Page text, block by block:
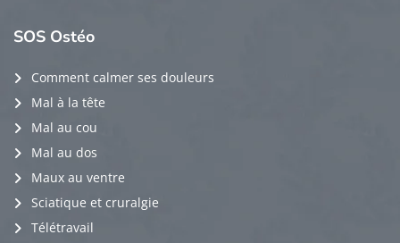
SOS Ostéo
Comment calmer ses douleurs
Mal à la tête
Mal au cou
Mal au dos
Maux au ventre
Sciatique et cruralgie
Télétravail